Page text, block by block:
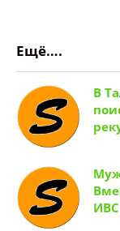
Ещё….
В